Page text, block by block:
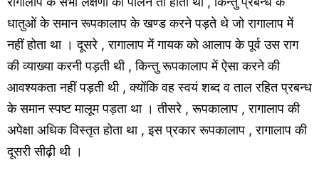
धातुओं के समान रूपकालाप के खण्ड करने पड़ते थे जो रागालाप में
नहीं होता था । दूसरे , रागालाप में गायक को आलाप के पूर्व उस राग
की व्याख्या करनी पड़ती थी , किन्तु रूपकालाप में ऐसा करने की
आवश्यकता नहीं पड़ती थी , क्योंकि वह स्वयं शब्द व ताल रहित प्रबन्ध
के समान स्पष्ट मालूम पड़ता था । तीसरे , रूपकालाप , रागालाप की
अपेक्षा अधिक विस्तृत होता था , इस प्रकार रूपकालाप , रागालाप की
दूसरी सीढ़ी थी ।